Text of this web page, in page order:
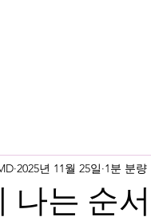
나는 순
2025년 11월 25일 1분 분량